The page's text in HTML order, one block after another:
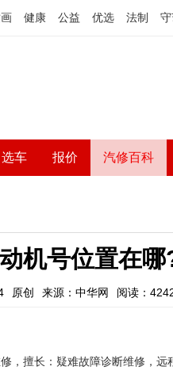
健康 公益 优选 法制
选车 报价 汽修百科
机号位置在哪
原创 来源：中华网 阅读：